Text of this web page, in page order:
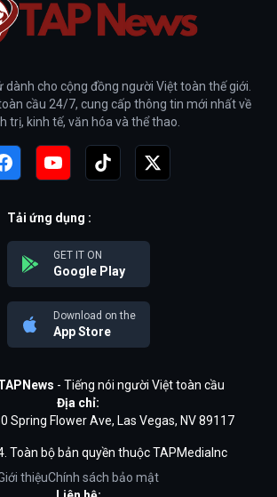
dành cho cộng đồng người Việt toàn thế giới.
cầu 24/7, cung cấp thông tin mới nhất về
trị, kinh tế, văn hóa và thể thao.
Tải ứng dụng :
GET IT ON
Google Play
Download on the
App Store
- Tiếng nói người Việt toàn cầu
Địa chỉ:
Spring Flower Ave, Las Vegas, NV 89117
Toàn bộ bản quyền thuộc TAPMediaInc
thiệuChính sách bảo mật